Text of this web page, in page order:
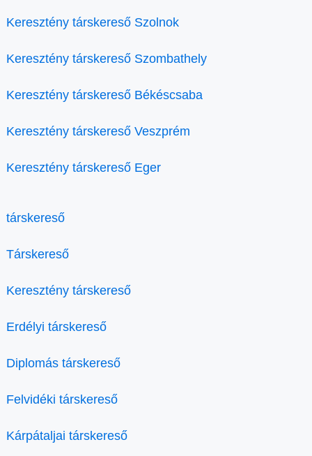
Keresztény társkereső Szolnok
Keresztény társkereső Szombathely
Keresztény társkereső Békéscsaba
Keresztény társkereső Veszprém
Keresztény társkereső Eger
társkereső
Társkereső
Keresztény társkereső
Erdélyi társkereső
Diplomás társkereső
Felvidéki társkereső
Kárpátaljai társkereső